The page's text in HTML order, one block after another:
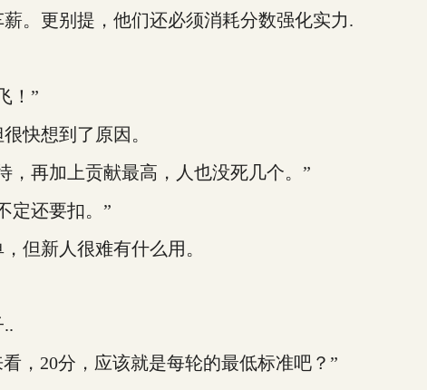
。更别提，他们还必须消耗分数强化实力.
！”
快想到了原因。
再加上贡献最高，人也没死几个。”
还要扣。”
新人很难有什么用。
20分，应该就是每轮的最低标准吧？”